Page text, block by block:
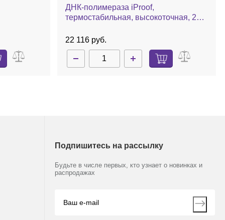
ДНК-полимераза iProof,
термостабильная, высокоточная, 2
22 116 руб.
Подпишитесь на рассылку
Будьте в числе первых, кто узнает о новинках и
распродажах